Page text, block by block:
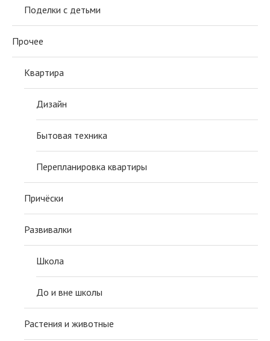
Поделки с детьми
Прочее
Квартира
Дизайн
Бытовая техника
Перепланировка квартиры
Причёски
Развивалки
Школа
До и вне школы
Растения и животные